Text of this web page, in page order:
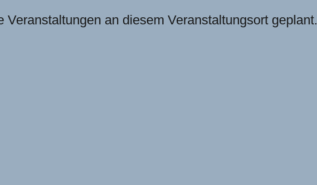
Veranstaltungen an diesem Veranstaltungsort geplant.